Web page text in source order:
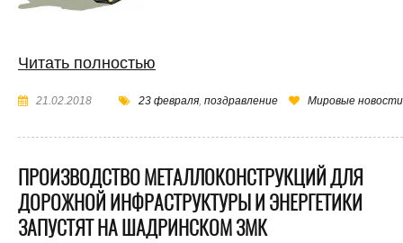
Читать полностью
21.02.2018 Мировые новости
23 февраля, поздравление
ПРОИЗВОДСТВО МЕТАЛЛОКОНСТРУКЦИЙ ДЛЯ
ДОРОЖНОЙ ИНФРАСТРУКТУРЫ И ЭНЕРГЕТИКИ
ЗАПУСТЯТ НА ШАДРИНСКОМ ЗМК